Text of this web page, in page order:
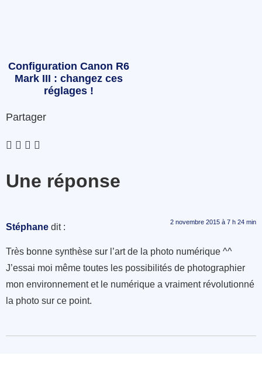
Configuration Canon R6
Mark III : changez ces
réglages !
Partager
Une réponse
Stéphane dit : 2 novembre 2015 à 7 h 24 min
Très bonne synthèse sur l’art de la photo numérique ^^
J’essai moi même toutes les possibilités de photographier
mon environnement et le numérique a vraiment révolutionné
la photo sur ce point.